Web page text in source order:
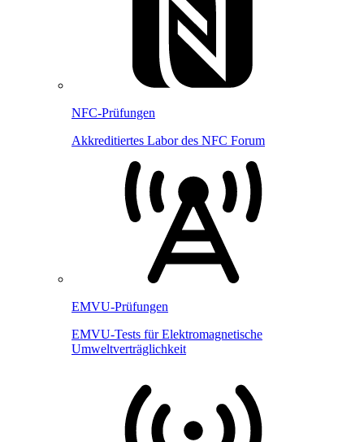
NFC-Prüfungen
Akkreditiertes Labor des NFC Forum
EMVU-Prüfungen
EMVU-Tests für Elektromagnetische
Umweltverträglichkeit